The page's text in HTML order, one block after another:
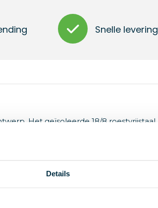
Details
Snelle levering
Het geïsoleerde 18/8
volgens de Duitse
de REACH-regelgeving. Met een
een perfect promotieartikel. Inhoud